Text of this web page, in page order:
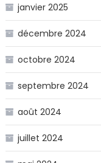
janvier 2025
décembre 2024
octobre 2024
septembre 2024
août 2024
juillet 2024